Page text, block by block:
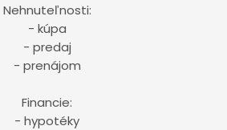
Nehnuteľnosti:
- kúpa
- predaj
- prenájom
Financie:
- hypotéky